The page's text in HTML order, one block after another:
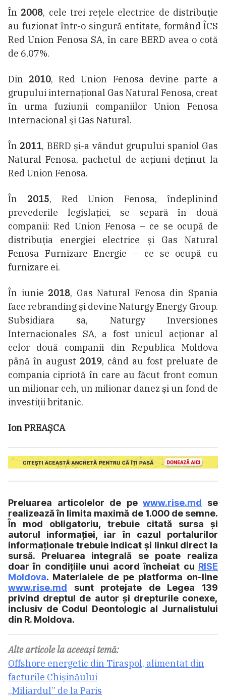
În 2008, cele trei rețele electrice de distribuție
au fuzionat într-o singură entitate, formând ÎCS
Red Union Fenosa SA, în care BERD avea o cotă
de 6,07%.
Din 2010, Red Union Fenosa devine parte a
grupului internaţional Gas Natural Fenosa, creat
în urma fuziunii companiilor Union Fenosa
Internacional şi Gas Natural.
În 2011, BERD și-a vândut grupului spaniol Gas
Natural Fenosa, pachetul de acțiuni deținut la
Red Union Fenosa.
În 2015, Red Union Fenosa, îndeplinind
prevederile legislației, se separă în două
companii: Red Union Fenosa – ce se ocupă de
distribuția energiei electrice și Gas Natural
Fenosa Furnizare Energie – ce se ocupă cu
furnizare ei.
În iunie 2018, Gas Natural Fenosa din Spania
face rebranding și devine Naturgy Energy Group.
Subsidiara sa, Naturgy Inversiones
Internacionales SA, a fost unicul acționar al
celor două companii din Republica Moldova
până în august 2019, când au fost preluate de
compania cipriotă în care au făcut front comun
un milionar ceh, un milionar danez și un fond de
investiții britanic.
Ion PREAȘCA
Preluarea articolelor de pewww.rise.md se
realizează în limita maximă de 1.000 de semne.
În mod obligatoriu, trebuie citată sursa și
autorul informației, iar în cazul portalurilor
informaționale trebuie indicat și linkul direct la
sursă. Preluarea integrală se poate realiza
doar în condițiile unui acord încheiat cu RISE
Moldova. Materialele de pe platforma on-line
www.rise.md sunt protejate de Legea 139
privind dreptul de autor și drepturile conexe,
inclusiv de Codul Deontologic al Jurnalistului
din R. Moldova.
Alte articole la aceeași temă:
Offshore energetic din Tiraspol, alimentat din
facturile Chișinăului
„Miliardul” de la Paris